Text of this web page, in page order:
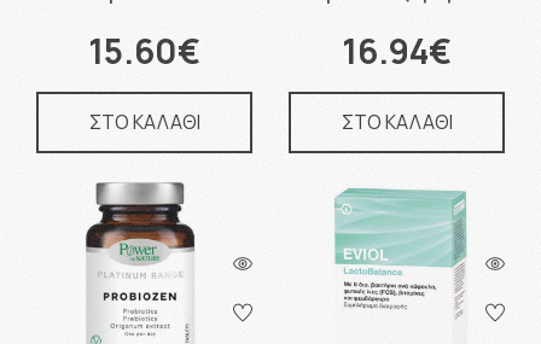
15.60€
ΣΤΟ ΚΑΛΑΘΙ
16.94€
ΣΤΟ ΚΑΛΑΘΙ